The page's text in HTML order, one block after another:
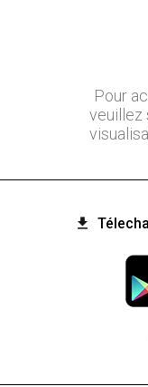
Pour
veuillez